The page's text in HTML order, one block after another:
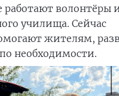
работают волонтёры
училища. Сейчас
жителям,
необходимости.